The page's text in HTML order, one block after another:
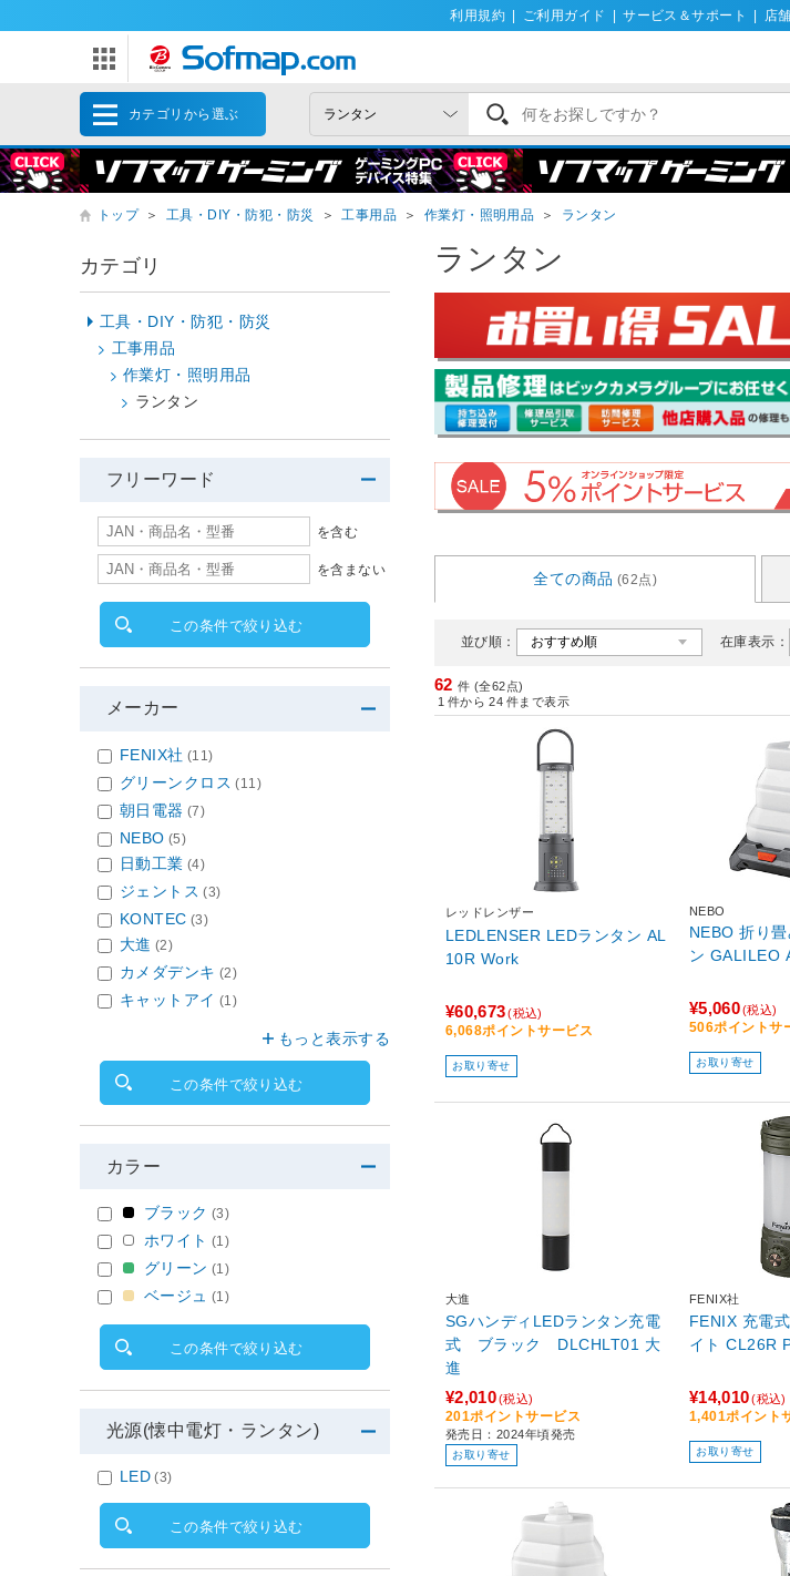
利用規約 ご利用ガイド サービス＆サポート 店
カテゴリから選ぶ
トップ ＞ 工具・DIY・防犯・防災 ＞ 工事用品 ＞ 作業灯・照明用品 ＞ ランタン
ランタン
全ての商品 (62点)
並び順： 在庫表示：
62 件 (全62点)
1 件から 24 件まで表示
レッドレンザー
LEDLENSER LEDランタン AL
10R Work
¥60,673(税込)
6,068ポイントサービス
お取り寄せ
NEBO
NEBO 折り
ン GALILEO
¥5,060(税込)
506ポイントサ
お取り寄せ
大進
SGハンディLEDランタン充電
式 ブラック DLCHLT01 大
進
¥2,010(税込)
201ポイントサービス
発売日：2024年頃発売
お取り寄せ
FENIX社
FENIX 充電
イト CL26R
¥14,010(税込)
1,401ポイント
お取り寄せ
カテゴリ
工具・DIY・防犯・防災
工事用品
作業灯・照明用品
ランタン
フリーワード
を含む
を含まない
この条件で絞り込む
メーカー
FENIX社 (11)
グリーンクロス (11)
朝日電器 (7)
NEBO (5)
日動工業 (4)
ジェントス (3)
KONTEC (3)
大進 (2)
カメダデンキ (2)
キャットアイ (1)
もっと表示する
この条件で絞り込む
カラー
ブラック (3)
ホワイト (1)
グリーン (1)
ベージュ (1)
この条件で絞り込む
光源(懐中電灯・ランタン)
LED (3)
この条件で絞り込む